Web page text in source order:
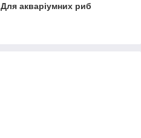
Для акваріумних риб